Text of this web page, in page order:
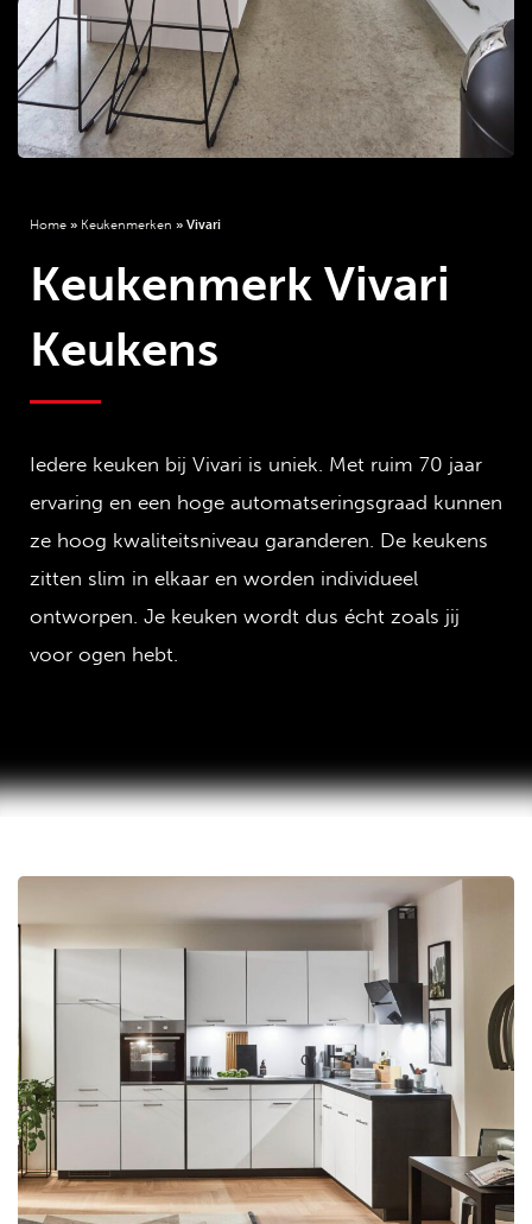
Home » Keukenmerken » Vivari
Keukenmerk Vivari
Keukens
Iedere keuken bij Vivari is uniek. Met ruim 70 jaar
ervaring en een hoge automatseringsgraad kunnen
ze hoog kwaliteitsniveau garanderen. De keukens
zitten slim in elkaar en worden individueel
ontworpen. Je keuken wordt dus écht zoals jij
voor ogen hebt.